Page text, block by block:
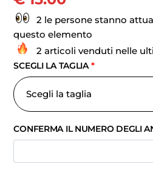
2 le persone stanno
questo elemento
2 articoli venduti nelle
SCEGLI LA TAGLIA*
CONFERMA IL NUMERO DEGLI